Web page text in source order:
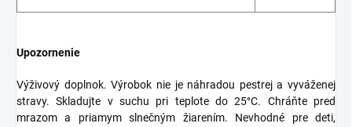
Upozornenie
Výživový doplnok. Výrobok nie je náhradou pestrej a vyváženej
stravy. Skladujte v suchu pri teplote do 25°C. Chráňte pred
mrazom a priamym slnečným žiarením. Nevhodné pre deti,